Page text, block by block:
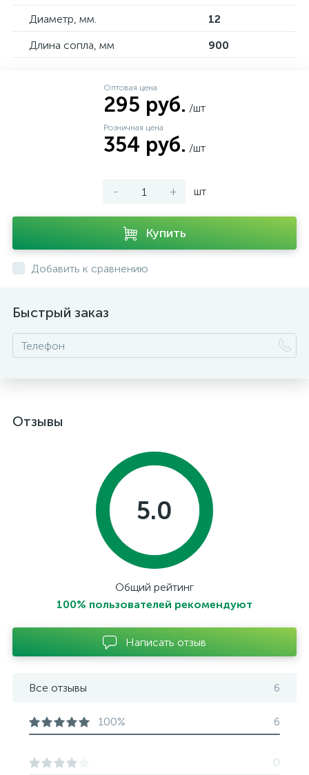
Диаметр, мм.
12
Длина сопла, мм
900
Оптовая цена
295 руб. /шт
Розничная цена
354 руб. /шт
- + шт
Купить
Добавить к сравнению
Быстрый заказ
Отзывы
5.0
Общий рейтинг
100% пользователей рекомендуют
Написать отзыв
Все отзывы 6
100% 6
0